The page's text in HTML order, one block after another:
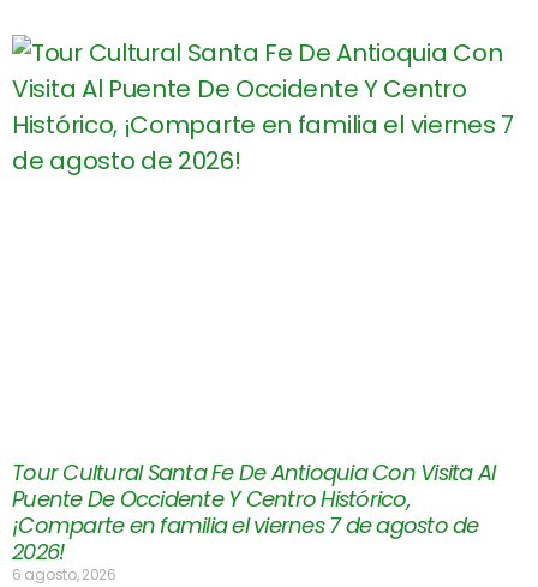
Tour Cultural Santa Fe De Antioquia Con Visita Al
Puente De Occidente Y Centro Histórico,
¡Comparte en familia el viernes 7 de agosto de
2026!
6 agosto, 2026